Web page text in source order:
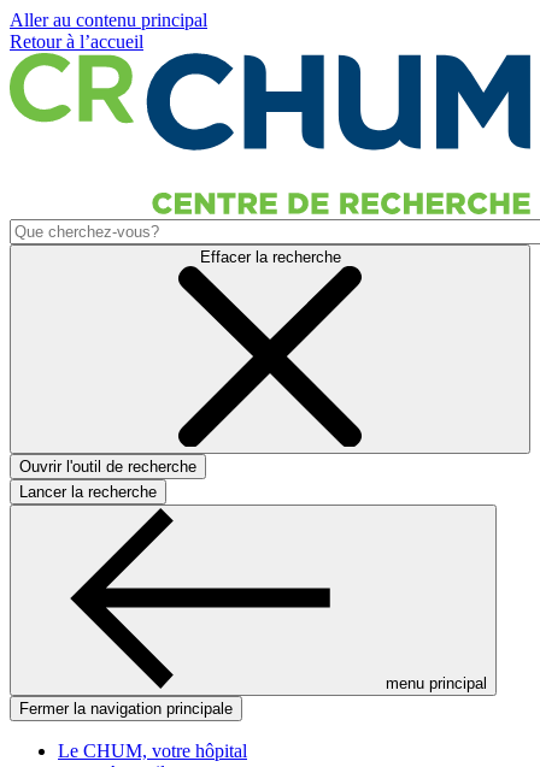
Aller au contenu principal
Retour à l’accueil
Effacer la recherche
Ouvrir l'outil de recherche
Lancer la recherche
menu principal
Fermer la navigation principale
Le CHUM, votre hôpital